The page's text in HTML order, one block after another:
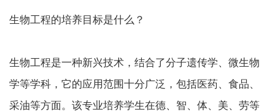
生物工程的培养目标是什么？
生物工程是一种新兴技术，结合了分子遗传学、微生物
学等学科，它的应用范围十分广泛，包括医药、食品、
采油等方面。该专业培养学生在德、智、体、美、劳等